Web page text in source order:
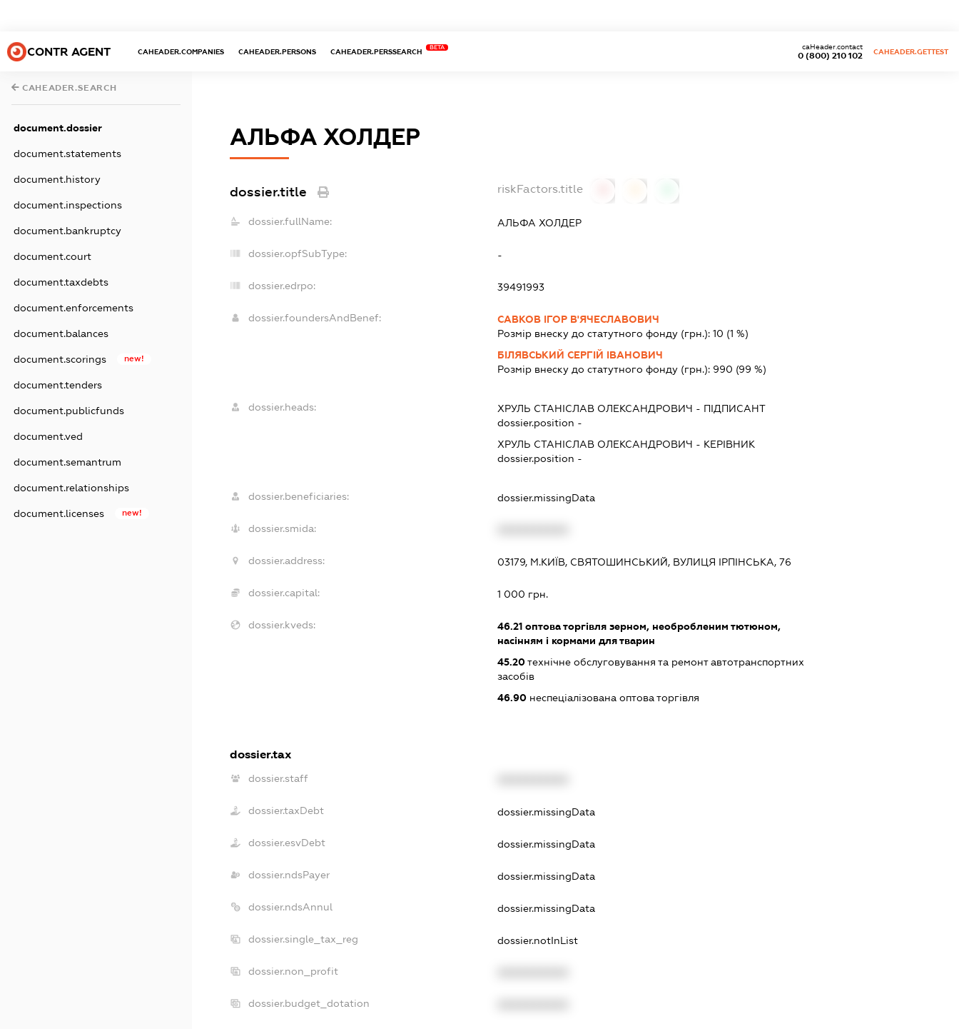
CONTR AGENT CAHEADER.COMPANIES CAHEADER.PERSONS CAHEADER.PERSSEARCH
BETA
0 (800) 210 102
caHeader.contact
CAHEADER.GETTEST
CAHEADER.SEARCH
document.dossier
document.statements
document.history
document.inspections
document.bankruptcy
document.court
document.taxdebts
document.enforcements
document.balances
document.scorings new!
document.tenders
document.publicfunds
document.ved
document.semantrum
document.relationships
document.licenses new!
АЛЬФА ХОЛДЕР
dossier.title riskFactors.title
dossier.fullName: АЛЬФА ХОЛДЕР
dossier.opfSubType: -
dossier.edrpo: 39491993
dossier.foundersAndBenef:
САВКОВ ІГОР В'ЯЧЕСЛАВОВИЧ
Розмір внеску до статутного фонду (грн.):10 (1 %)
БІЛЯВСЬКИЙ СЕРГІЙ ІВАНОВИЧ
Розмір внеску до статутного фонду (грн.): 990 (99 %)
dossier.heads: ХРУЛЬ СТАНІСЛАВ ОЛЕКСАНДРОВИЧ - ПІДПИСАНТ
dossier.position -
ХРУЛЬ СТАНІСЛАВ ОЛЕКСАНДРОВИЧ - КЕРІВНИК
dossier.position -
dossier.beneficiaries: dossier.missingData
dossier.smida:
dossier.address: 03179, М.КИЇВ, СВЯТОШИНСЬКИЙ, ВУЛИЦЯ ІРПІНСЬКА, 76
dossier.capital: 1 000 грн.
dossier.kveds: 46.21 оптова торгівля зерном, необробленим тютюном,
насінням і кормами для тварин
45.20технічне обслуговування та ремонт автотранспортних
засобів
46.90 неспеціалізована оптова торгівля
dossier.tax
dossier.staff
dossier.taxDebt dossier.missingData
dossier.esvDebt dossier.missingData
dossier.ndsPayer dossier.missingData
dossier.ndsAnnul dossier.missingData
dossier.single_tax_reg dossier.notInList
dossier.non_profit
dossier.budget_dotation